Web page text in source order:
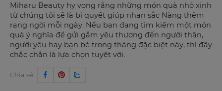
Miharu Beauty hy vọng rằng những món quà nhỏ xinh
từ chúng tôi sẽ là bí quyết giúp nhan sắc Nàng thêm
rạng ngời mỗi ngày. Nếu bạn đang tìm kiếm một món
quà ý nghĩa để gửi gắm yêu thương đến người thân,
người yêu hay bạn bè trong tháng đặc biệt này, thì đây
chắc chắn là lựa chọn tuyệt vời.
Chia sẻ